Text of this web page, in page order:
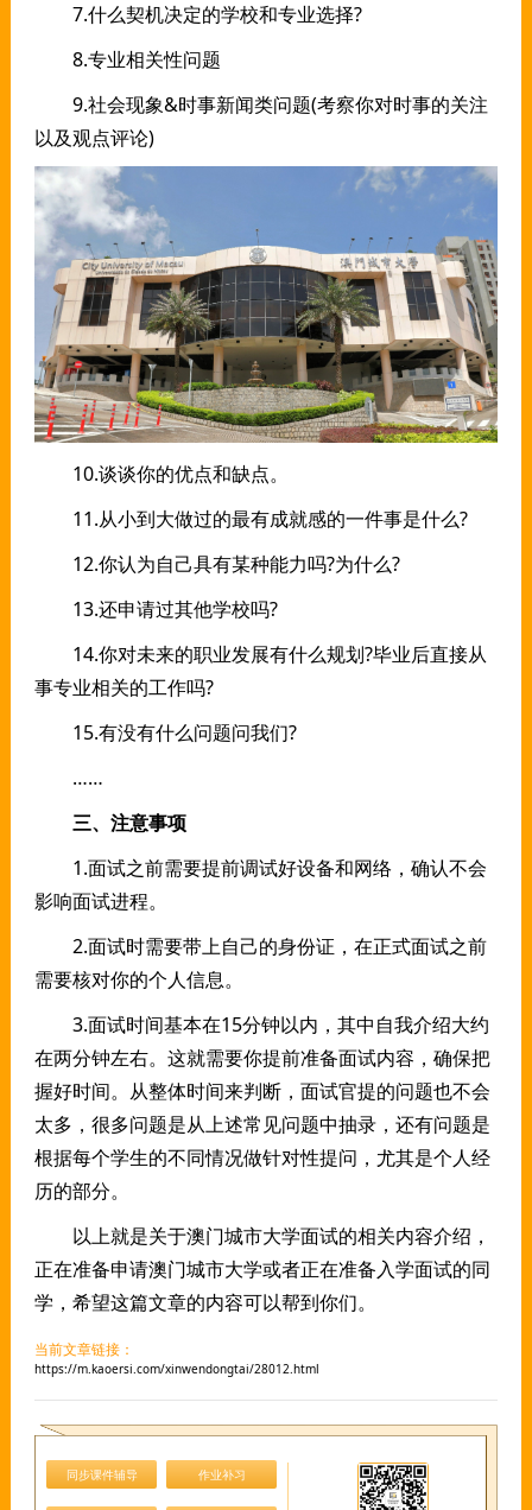
7.什么契机决定的学校和专业选择?
8.专业相关性问题
9.社会现象&时事新闻类问题(考察你对时事的关注
以及观点评论)
10.谈谈你的优点和缺点。
11.从小到大做过的最有成就感的一件事是什么?
12.你认为自己具有某种能力吗?为什么?
13.还申请过其他学校吗?
14.你对未来的职业发展有什么规划?毕业后直接从
事专业相关的工作吗?
15.有没有什么问题问我们?
……
三、注意事项
1.面试之前需要提前调试好设备和网络，确认不会
影响面试进程。
2.面试时需要带上自己的身份证，在正式面试之前
需要核对你的个人信息。
3.面试时间基本在15分钟以内，其中自我介绍大约
在两分钟左右。这就需要你提前准备面试内容，确保把
握好时间。从整体时间来判断，面试官提的问题也不会
太多，很多问题是从上述常见问题中抽录，还有问题是
根据每个学生的不同情况做针对性提问，尤其是个人经
历的部分。
以上就是关于澳门城市大学面试的相关内容介绍，
正在准备申请澳门城市大学或者正在准备入学面试的同
学，希望这篇文章的内容可以帮到你们。
当前文章链接：
https://m.kaoersi.com/xinwendongtai/28012.html
同步课件辅导 作业补习